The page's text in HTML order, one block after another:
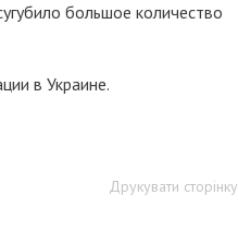
большое количество
в Украине.
Друкувати сторінку